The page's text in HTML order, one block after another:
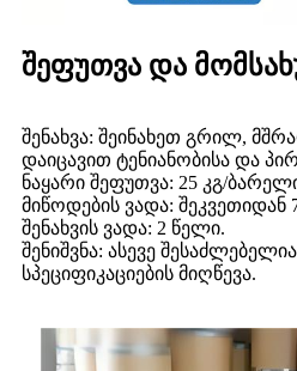
შეფუთვა და
შენახვა: შეინახეთ გრილ,
დაიცავით ტენიანობისა და
ნაყარი შეფუთვა: 25 კგ/
მიწოდების ვადა: შეკვეთიდან
შენახვის ვადა: 2 წელი.
შენიშვნა: ასევე
სპეციფიკაციების მიღწევა.